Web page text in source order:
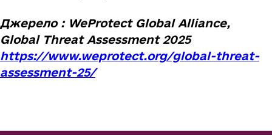
Джерело : WeProtect Global Alliance,
Global Threat Assessment 2025
https://www.weprotect.org/global-threat-
assessment-25/